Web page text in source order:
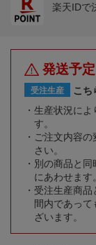
楽天IDで
発送予
受注生産
こち
生産状況によ
す。
ご注文内容
さい。
別の商品と
にあわせます。
受注生産商品
間内であっ
ざいます。